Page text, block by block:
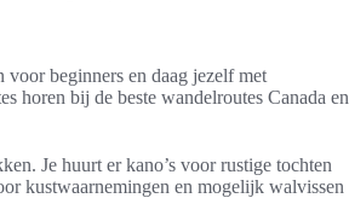
voor beginners en daag jezelf met
horen bij de beste wandelroutes Canada en
Je huurt er kano’s voor rustige tochten
kustwaarnemingen en mogelijk walvissen